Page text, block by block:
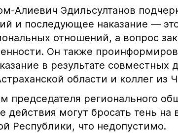
Алиевич Эдильсултанов
и последующее наказание —
отношений, а вопрос
Он также
в результате совместных
области и коллег из
председателя регионального
действия могут бросать тень на
Республики, что недопустимо.